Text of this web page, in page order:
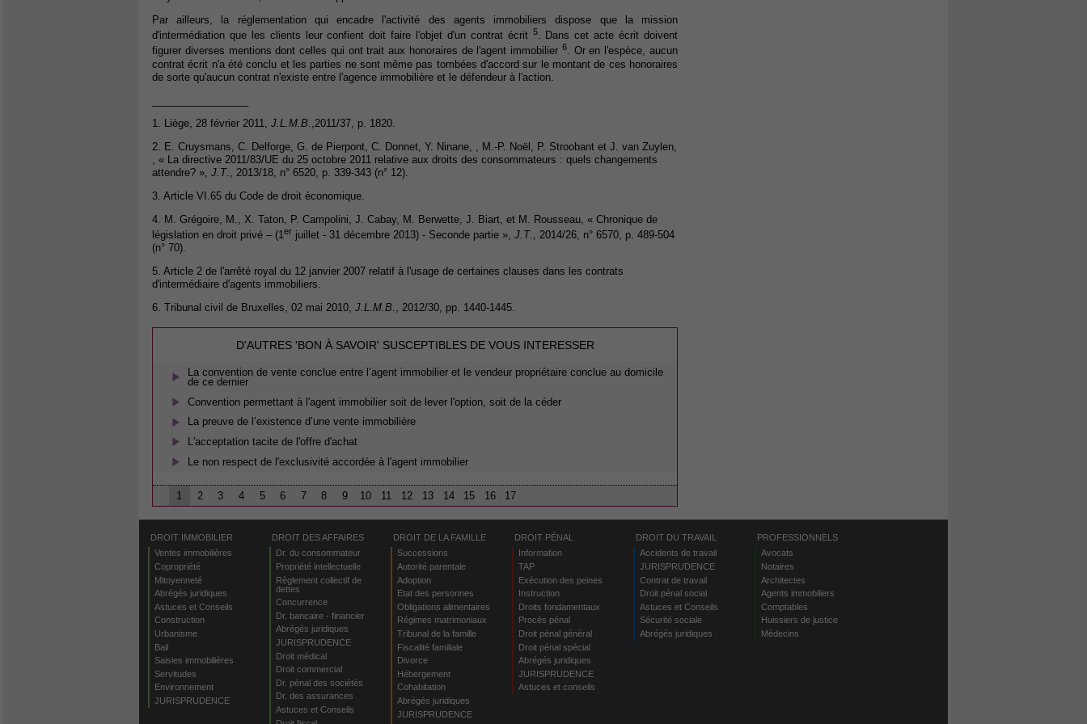
Par ailleurs, la réglementation qui encadre l'activité des agents immobiliers dispose que la mission
d'intermédiation que les clients leur confient doit faire l'objet d'un contrat écrit 5. Dans cet acte écrit doivent
figurer diverses mentions dont celles qui ont trait aux honoraires de l'agent immobilier 6. Or en l'espèce, aucun
contrat écrit n'a été conclu et les parties ne sont même pas tombées d'accord sur le montant de ces honoraires
de sorte qu'aucun contrat n'existe entre l'agence immobilière et le défendeur à l'action.
1. Liège, 28 février 2011, J.L.M.B.,2011/37, p. 1820.
2. E. Cruysmans, C. Delforge, G. de Pierpont, C. Donnet, Y. Ninane, , M.-P. Noël, P. Stroobant et J. van Zuylen,
, « La directive 2011/83/UE du 25 octobre 2011 relative aux droits des consommateurs : quels changements
attendre? », J.T., 2013/18, n° 6520, p. 339-343 (n° 12).
3. Article VI.65 du Code de droit économique.
4. M. Grégoire, M., X. Taton, P. Campolini, J. Cabay, M. Berwette, J. Biart, et M. Rousseau, « Chronique de
législation en droit privé – (1 er juillet - 31 décembre 2013) - Seconde partie », J.T., 2014/26, n° 6570, p. 489-504
(n° 70).
5. Article 2 de l'arrêté royal du 12 janvier 2007 relatif à l'usage de certaines clauses dans les contrats
d'intermédiaire d'agents immobiliers.
6. Tribunal civil de Bruxelles, 02 mai 2010, J.L.M.B ., 2012/30, pp. 1440-1445.
D'AUTRES 'BON À SAVOIR' SUSCEPTIBLES DE VOUS INTERESSER
La convention de vente conclue entre l’agent immobilier et le vendeur propriétaire conclue au domicile
de ce dernier
Convention permettant à l'agent immobilier soit de lever l'option, soit de la céder
La preuve de l’existence d’une vente immobilière
L'acceptation tacite de l'offre d'achat
Le non respect de l'exclusivité accordée à l'agent immobilier
1 2 3 4 5 6 7 8 9 10 11 12 13 14 15 16 17
DROIT IMMOBILIER
Ventes immobilières
Copropriété
Mitoyenneté
Abrégés juridiques
Astuces et Conseils
Construction
Urbanisme
Bail
Saisies immobilières
Servitudes
Environnement
JURISPRUDENCE
DROIT DES AFFAIRES
Dr. du consommateur
Propriété intellectuelle
Règlement collectif de
dettes
Concurrence
Dr. bancaire - financier
Abrégés juridiques
JURISPRUDENCE
Droit médical
Droit commercial
Dr. pénal des sociétés
Dr. des assurances
Astuces et Conseils
DROIT DE LA FAMILLE
Successions
Autorité parentale
Adoption
Etat des personnes
Obligations alimentaires
Régimes matrimoniaux
Tribunal de la famille
Fiscalité familiale
Divorce
Hébergement
Cohabitation
Abrégés juridiques
JURISPRUDENCE
DROIT PÉNAL
Information
TAP
Exécution des peines
Instruction
Droits fondamentaux
Procès pénal
Droit pénal général
Droit pénal spécial
Abrégés juridiques
JURISPRUDENCE
Astuces et conseils
DROIT DU TRAVAIL
Accidents de travail
JURISPRUDENCE
Contrat de travail
Droit pénal social
Astuces et Conseils
Sécurité sociale
Abrégés juridiques
PROFESSIONNELS
Avocats
Notaires
Architectes
Agents immobiliers
Comptables
Huissiers de justice
Médecins